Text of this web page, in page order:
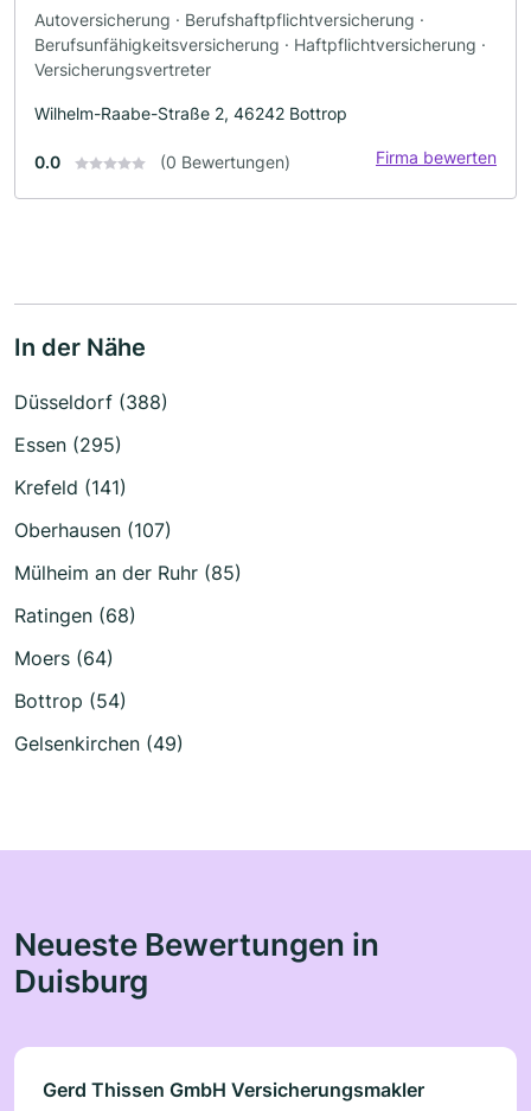
Autoversicherung · Berufshaftpflichtversicherung ·
Berufsunfähigkeitsversicherung · Haftpflichtversicherung ·
Versicherungsvertreter
Wilhelm-Raabe-Straße 2, 46242 Bottrop
0.0 (0 Bewertungen) Firma bewerten
In der Nähe
Düsseldorf (388)
Essen (295)
Krefeld (141)
Oberhausen (107)
Mülheim an der Ruhr (85)
Ratingen (68)
Moers (64)
Bottrop (54)
Gelsenkirchen (49)
Neueste Bewertungen in
Duisburg
Gerd Thissen GmbH Versicherungsmakler